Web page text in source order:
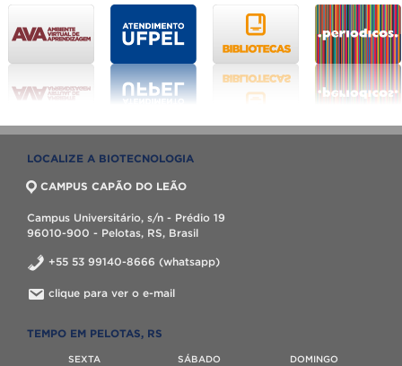
LOCALIZE A BIOTECNOLOGIA
CAMPUS CAPÃO DO LEÃO
Campus Universitário, s/n - Prédio 19
96010-900 - Pelotas, RS, Brasil
+55 53 99140-8666 (whatsapp)
clique para ver o e-mail
TEMPO EM PELOTAS, RS
SEXTA SÁBADO DOMINGO